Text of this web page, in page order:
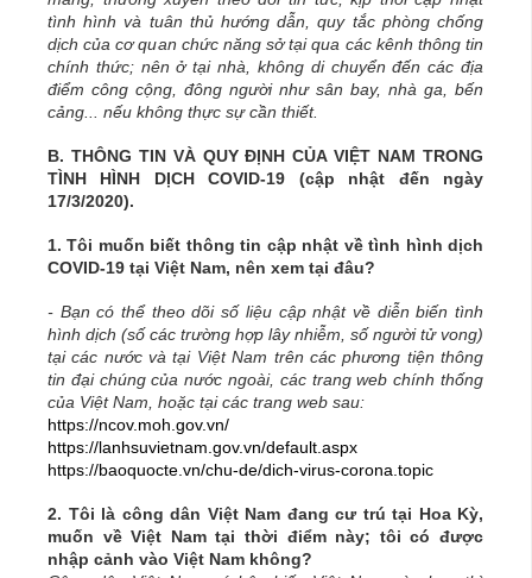
tình hình và tuân thủ hướng dẫn, quy tắc phòng chống
dịch của cơ quan chức năng sở tại qua các kênh thông tin
chính thức; nên ở tại nhà, không di chuyển đến các địa
điểm công cộng, đông người như sân bay, nhà ga, bến
cảng... nếu không thực sự cần thiết.
B. THÔNG TIN VÀ QUY ĐỊNH CỦA VIỆT NAM TRONG
TÌNH HÌNH DỊCH COVID-19 (cập nhật đến ngày
17/3/2020).
1. Tôi muốn biết thông tin cập nhật về tình hình dịch
COVID-19 tại Việt Nam, nên xem tại đâu?
- Bạn có thể theo dõi số liệu cập nhật về diễn biến tình
hình dịch (số các trường hợp lây nhiễm, số người tử vong)
tại các nước và tại Việt Nam trên các phương tiện thông
tin đại chúng của nước ngoài, các trang web chính thống
của Việt Nam, hoặc tại các trang web sau:
https://ncov.moh.gov.vn/
https://lanhsuvietnam.gov.vn/default.aspx
https://baoquocte.vn/chu-de/dich-virus-corona.topic
2. Tôi là công dân Việt Nam đang cư trú tại Hoa Kỳ,
muốn về Việt Nam tại thời điểm này; tôi có được
nhập cảnh vào Việt Nam không?